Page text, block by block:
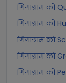
गिगाग्राम को
गिगाग्राम को
गिगाग्राम को
गिगाग्राम को
गिगाग्राम को